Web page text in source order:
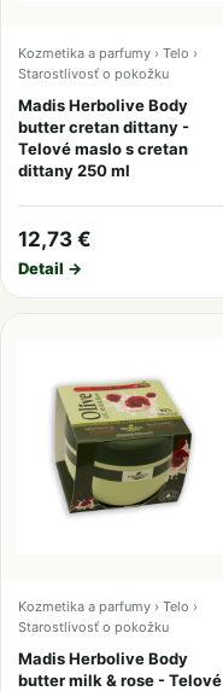
Kozmetika a parfumy › Telo ›
Starostlivosť o pokožku
Madis Herbolive Body
butter cretan dittany -
Telové maslo s cretan
dittany 250 ml
12,73 €
Detail →
Kozmetika a parfumy › Telo ›
Starostlivosť o pokožku
Madis Herbolive Body
butter milk & rose - Telové